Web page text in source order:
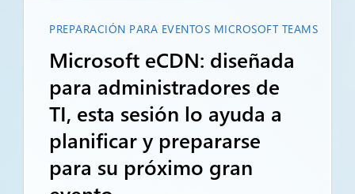
PREPARACIÓN PARA EVENTOS MICROSOFT TEAMS
Microsoft eCDN: diseñada
para administradores de
TI, esta sesión lo ayuda a
planificar y prepararse
para su próximo gran